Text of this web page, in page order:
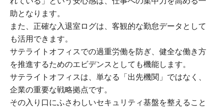
助となります。
また、正確な入退室ログは、客観的な勤怠データとして
も活用できます。
サテライトオフィスでの過重労働を防ぎ、健全な働き方
を推進するためのエビデンスとしても機能します。
サテライトオフィスは、単なる「出先機関」ではなく、
企業の重要な戦略拠点です。
その入り口にふさわしいセキュリティ基盤を整えること